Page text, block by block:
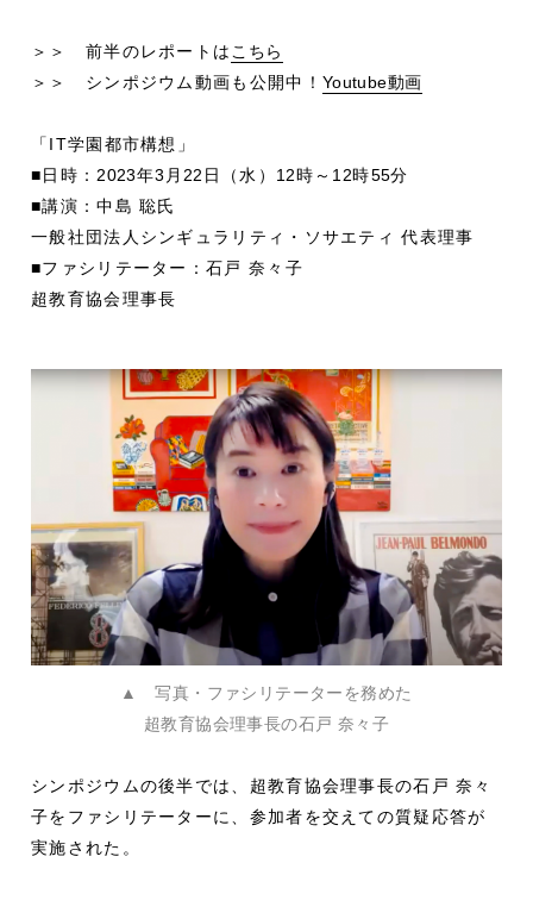
＞＞ 前半のレポートは こちら
＞＞ シンポジウム動画も公開中！ Youtube動画
「IT学園都市構想」
■日時： 2023年3 月 22 日（水） 12時～ 12時55分
■講演：中島 聡氏
一般社団法人シンギュラリティ・ソサエティ 代表理事
■ファシリテーター：石戸 奈々子
超教育協会理事長
▲ 写真・ファシリテーターを務めた
超教育協会理事長の石戸 奈々子
シンポジウムの後半では、超教育協会理事長の石戸 奈々
子をファシリテーターに、参加者を交えての質疑応答が
実施された。